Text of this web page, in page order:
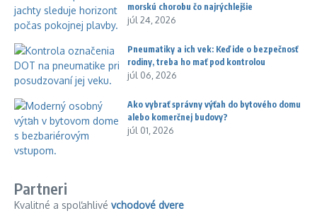
morskú chorobu čo najrýchlejšie
júl 24, 2026
Pneumatiky a ich vek: Keď ide o bezpečnosť
rodiny, treba ho mať pod kontrolou
júl 06, 2026
Ako vybrať správny výťah do bytového domu
alebo komerčnej budovy?
júl 01, 2026
Partneri
Kvalitné a spoľahlivé vchodové dvere